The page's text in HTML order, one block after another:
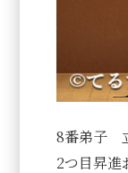
8番弟子
2つ目昇進